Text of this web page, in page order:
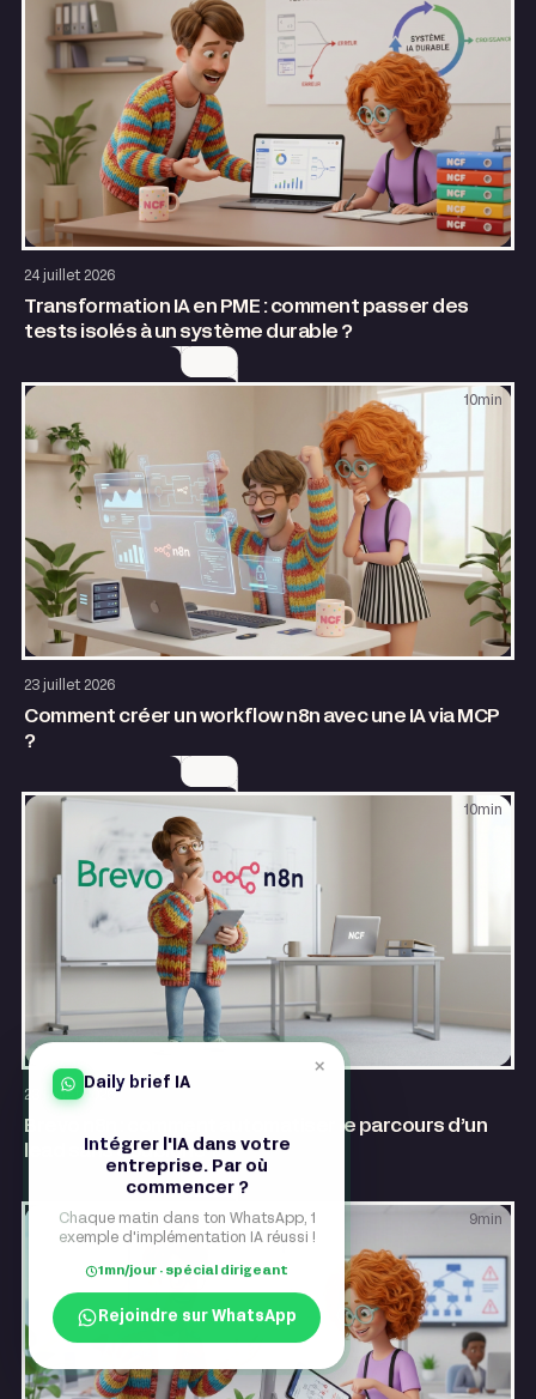
24 juillet 2026
Transformation IA en PME : comment passer des
tests isolés à un système durable ?
23 juillet 2026
Comment créer un workflow n8n avec une IA via MCP
?
10 min
AI & Automatisation
23 juillet 2026
Brevo n8n : comment automatiser le parcours d’un
lead sans doublons ?
10 min
9 min
×
Daily brief IA
Intégrer l'IA dans votre
entreprise. Par où
commencer ?
Chaque matin dans ton WhatsApp, 1
exemple d'implémentation IA réussi !
1mn/jour · spécial dirigeant
Rejoindre sur WhatsApp